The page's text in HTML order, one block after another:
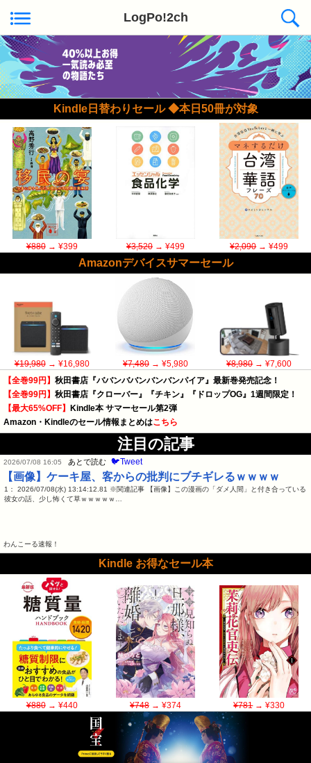
LogPo!2ch
Kindle日替わりセール ◆本日50冊が対象
¥880→ ¥399 ¥3,520→ ¥499 ¥2,090→ ¥499
Amazonデバイスサマーセール
¥19,980→ ¥16,980 ¥7,480→ ¥5,980 ¥8,980→ ¥7,600
【全巻99円】 秋田書店『ババンババンバンバンパイア』最新巻発売記念！
【全巻99円】 秋田書店『クローバー』『チキン』『ドロップOG』1週間限定！
【最大65%OFF】 Kindle本 サマーセール第2弾
Amazon・Kindleのセール情報まとめはこちら
注目の記事
2026/07/08 16:05 あとで読む 🐦Tweet
【画像】ケーキ屋、客からの批判にブチギレるｗｗｗｗ
1： 2026/07/08(水) 13:14:12.81 ※関連記事 【画像】この漫画の「ダメ人間」と付き合っている
彼女の話、少し怖くて草ｗｗｗｗｗ…
わんこーる速報！
Kindle お得なセール本
¥880→ ¥440 ¥748→ ¥374 ¥781→ ¥330